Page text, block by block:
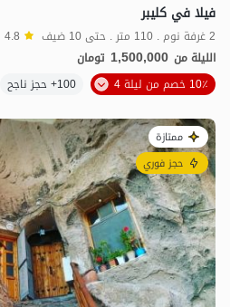
فيلا في كليبر
2 غرفة نوم . 110 متر . حتى 10 ضيف 4.8
الليلة من 1,500,000 تومان
10٪ خصم من ليلة 4
100+ حجز ناجح
ممتازة
حجز فوري